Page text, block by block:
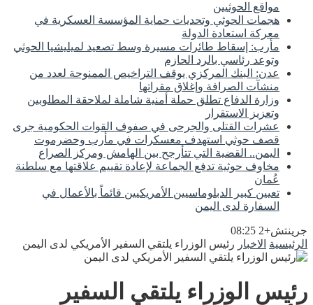
مواقع الحوثيين
هجمات الحوثي وتحديات حماية المؤسسة العسكرية في
معركة استعادة الدولة
مأرب: إسقاط طائرات مسيرة وسط تصعيد لميليشيا الحوثي
وتوعد رئاسي بالرد الحازم
عدن: البنك المركزي يوقف التراخيص الممنوحة لعدد من
منشآت الصرافة وإغلاق مقراتها
وزارة الدفاع تطلق حملة أمنية شاملة لملاحقة المطلوبين
وتعزيز الاستقرار
عشرات القتلى والجرحى في صفوف القوات الحكومية جرى
قصف حوثي استهدف معسكرات في مأرب وحضرموت
اليمن.. القضية التي تتأرجح بين الهامش ومركز الصراع
مخاوف حوثية تدفع الجماعة لإعادة تقييم علاقتها مع سلطنة
عُمان
تعيين كبير الدبلوماسيين الأمريكيين قائماً بالأعمال في
السفارة لدى اليمن
جرينتش+2 08:25
الرئيسية الاخبار رئيس الوزراء يلتقي السفير الأمريكي لدى اليمن
رئيس الوزراء يلتقي السفير